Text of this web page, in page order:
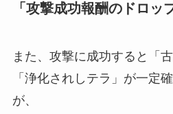
「攻撃成功報酬のドロッ
また、攻撃に成功すると「
「浄化されしテラ」が一定
が、